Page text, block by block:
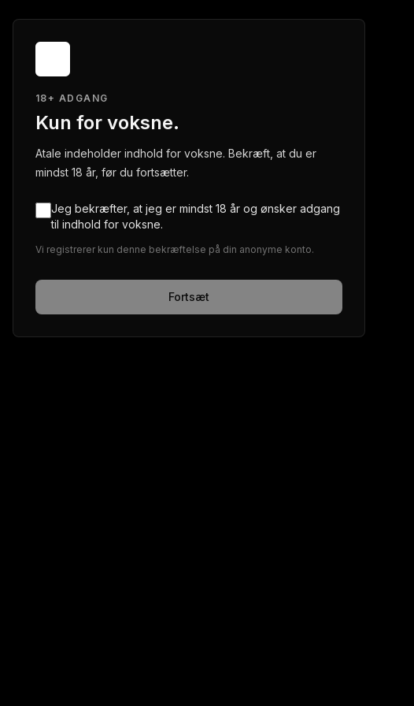
18+ ADGANG
Kun for voksne.
Atale indeholder indhold for voksne. Bekræft, at du er
mindst 18 år, før du fortsætter.
Jeg bekræfter, at jeg er mindst 18 år og ønsker adgang
til indhold for voksne.
Vi registrerer kun denne bekræftelse på din anonyme konto.
Fortsæt